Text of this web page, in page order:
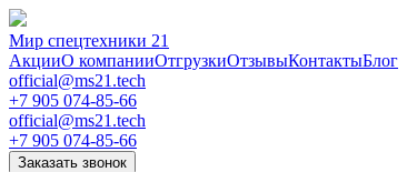
Мир спецтехники 21
АкцииО компанииОтгрузкиОтзывыКонтактыБлог
official@ms21.tech
+7 905 074-85-66
official@ms21.tech
+7 905 074-85-66
Заказать звонок